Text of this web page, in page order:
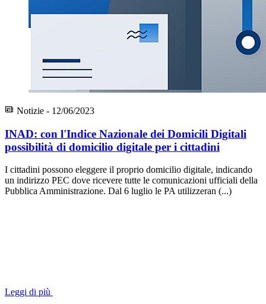
Notizie - 12/06/2023
INAD: con l'Indice Nazionale dei Domicili Digitali
possibilità di domicilio digitale per i cittadini
I cittadini possono eleggere il proprio domicilio digitale, indicando
un indirizzo PEC dove ricevere tutte le comunicazioni ufficiali della
Pubblica Amministrazione. Dal 6 luglio le PA utilizzeran (...)
Leggi di più